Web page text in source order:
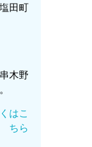
田町
木野
はこ
ちら